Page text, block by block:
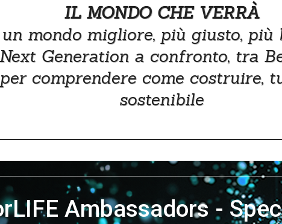
IL MONDO CHE VERRÀ
mondo migliore, più giusto, più
Generation a confronto, tra
comprendere come costruire,
sostenibile
Ambassadors -